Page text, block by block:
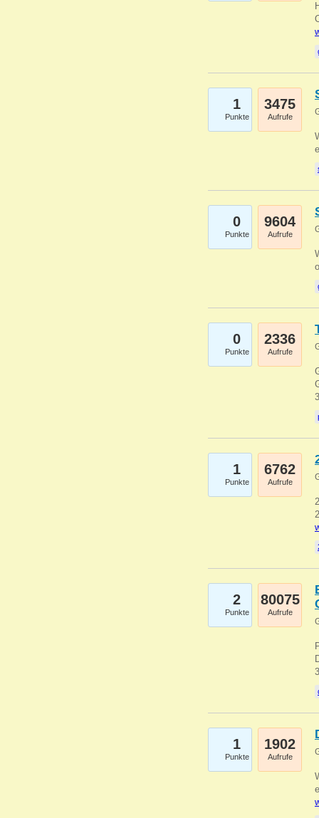
1
Punkte
3475
Aufrufe
0
Punkte
9604
Aufrufe
0
Punkte
2336
Aufrufe
1
Punkte
6762
Aufrufe
2
Punkte
80075
Aufrufe
1
Punkte
1902
Aufrufe